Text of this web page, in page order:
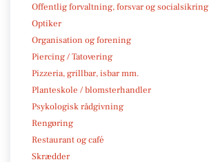
Offentlig forvaltning, forsvar og socialsikring
Optiker
Organisation og forening
Piercing / Tatovering
Pizzeria, grillbar, isbar mm.
Planteskole / blomsterhandler
Psykologisk rådgivning
Rengøring
Restaurant og café
Skrædder